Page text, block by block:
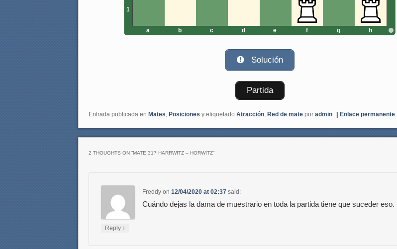
1
a b c d e f g h
Solución
Partida
Entrada publicada en Mates, Posiciones y etiquetado Atracción, Red de mate por admin. || Enlace permanente.
2 THOUGHTS ON “MATE 317 HARRWITZ – HORWITZ”
Freddy on12/04/2020 at 02:37 said:
Cuándo dejas la dama de muestrario en toda la partida tiene que suceder eso.
Reply ↓